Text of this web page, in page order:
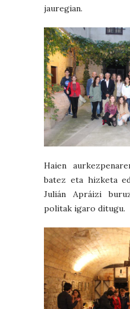
jauregian.
Haien
batez eta hizketa
Julián Apráizi
politak igaro ditugu.